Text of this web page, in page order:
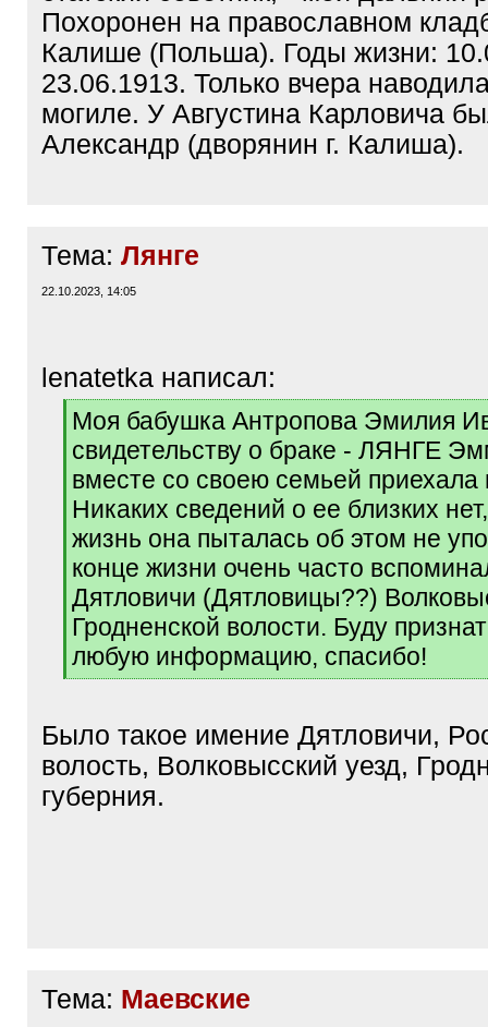
Похоронен на православном
Калише (Польша). Годы жизни:
23.06.1913. Только вчера
могиле. У Августина Карловича
Александр (дворянин г. Калиша).
Тема: Лянге
22.10.2023, 14:05
lenatetka написал:
[
q
]
Моя бабушка Антропова Эмилия
свидетельству о браке - ЛЯНГЕ
вместе со своею семьей приехала
Никаких сведений о ее близких
жизнь она пыталась об этом не
конце жизни очень часто
Дятловичи (Дятловицы??)
Гродненской волости. Буду
любую информацию, спасибо!
[
Было такое имение Дятловичи,
волость, Волковысский уезд,
губерния.
Тема: Маевские